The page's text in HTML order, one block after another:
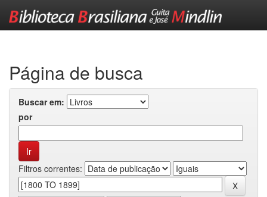
Página de busca
Buscar em:
por
Filtros correntes: